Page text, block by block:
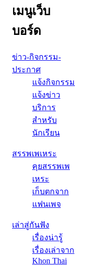
เมนูเว็บ
บอร์ด
ข่าว-กิจกรรม-
ประกาศ
แจ้งกิจกรรม
แจ้งข่าว
บริการ
สำหรับ
นักเรียน
สรรพเพเหระ
คุยสรรพเพ
เหระ
เก็บตกจาก
แฟนเพจ
เล่าสู่กันฟัง
เรื่องน่ารู้
เรื่องเล่าจาก
Khon Thai